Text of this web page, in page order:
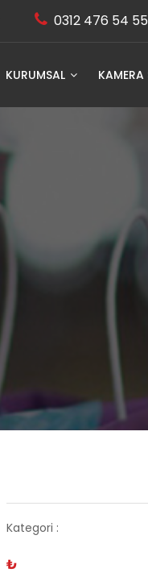
0312 476 54 55
KURUMSAL KAMERA
Kategori :
₺